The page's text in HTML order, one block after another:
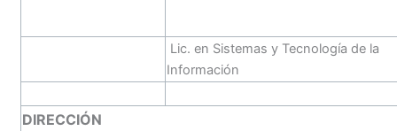
Lic. en Sistemas y Tecnología de la
Información
DIRECCIÓN